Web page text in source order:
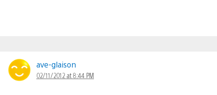
ave-glaison
02/11/2012 at 8:44 PM